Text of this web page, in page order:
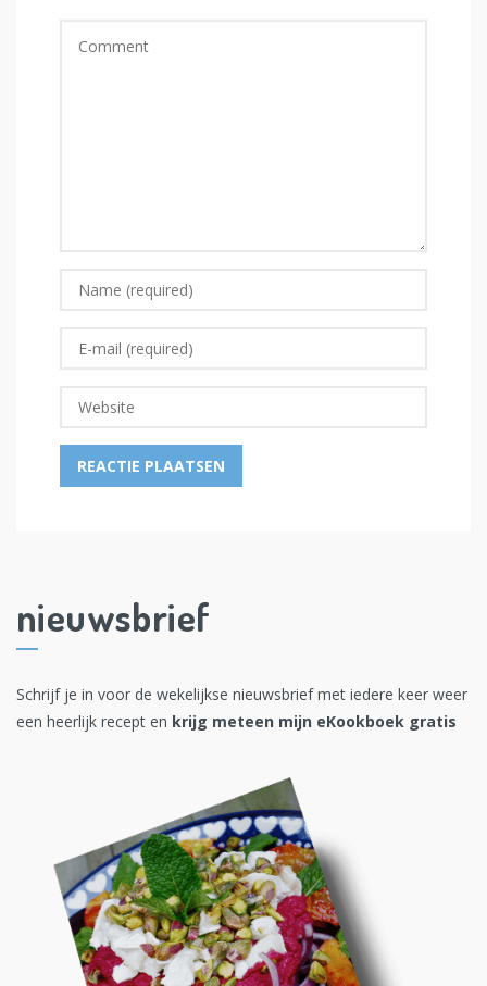
nieuwsbrief
Schrijf je in voor de wekelijkse nieuwsbrief met iedere keer weer
een heerlijk recept en krijg meteen mijn eKookboek gratis